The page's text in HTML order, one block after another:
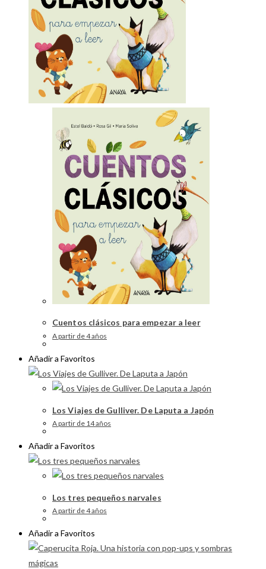
Cuentos clásicos para empezar a leer
A partir de 4 años
Añadir a Favoritos
Los Viajes de Gulliver. De Laputa a Japón
A partir de 14 años
Añadir a Favoritos
Los tres pequeños narvales
A partir de 4 años
Añadir a Favoritos